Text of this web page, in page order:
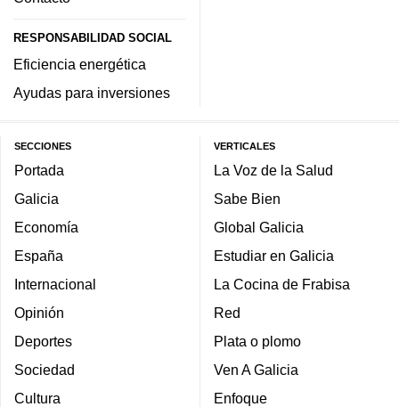
RESPONSABILIDAD SOCIAL
Eficiencia energética
Ayudas para inversiones
SECCIONES
Portada
Galicia
Economía
España
Internacional
Opinión
Deportes
Sociedad
Cultura
VERTICALES
La Voz de la Salud
Sabe Bien
Global Galicia
Estudiar en Galicia
La Cocina de Frabisa
Red
Plata o plomo
Ven A Galicia
Enfoque